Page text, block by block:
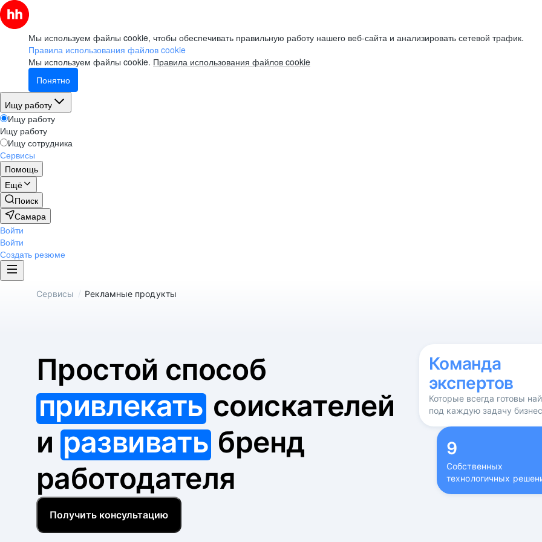
Мы используем файлы cookie, чтобы обеспечивать правильную работу нашего веб-сайта и анализировать сетевой трафик.
Правила использования файлов cookie
Мы используем файлы cookie. Правила использования файлов cookie
Понятно
Ищу работу
Ищу работу
Ищу работу
Ищу сотрудника
Сервисы
Помощь
Ещё
Поиск
Самара
Войти
Войти
Создать резюме
Сервисы / Рекламные продукты
Простой способ
привлекатьсоискателей
и развивать бренд
работодателя
Получить консультацию
Команда
экспертов
Которые всегда готовы
под каждую задачу
9
Собственных
технологичных